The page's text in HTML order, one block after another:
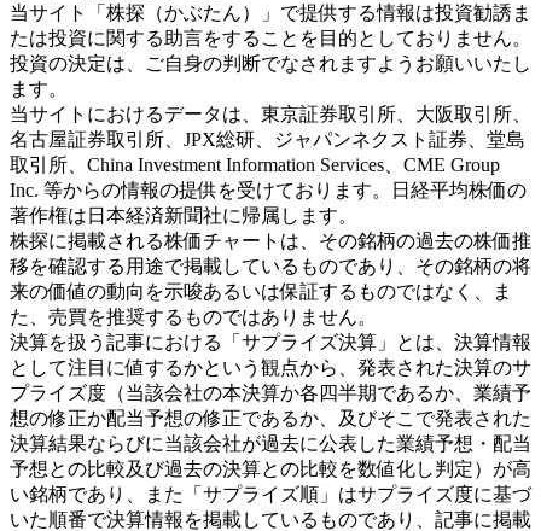
当サイト「株探（かぶたん）」で提供する情報は投資勧誘ま
たは投資に関する助言をすることを目的としておりません。
投資の決定は、ご自身の判断でなされますようお願いいたし
ます。
当サイトにおけるデータは、東京証券取引所、大阪取引所、
名古屋証券取引所、JPX総研、ジャパンネクスト証券、堂島
取引所、China Investment Information Services、CME Group
Inc. 等からの情報の提供を受けております。日経平均株価の
著作権は日本経済新聞社に帰属します。
株探に掲載される株価チャートは、その銘柄の過去の株価推
移を確認する用途で掲載しているものであり、その銘柄の将
来の価値の動向を示唆あるいは保証するものではなく、ま
た、売買を推奨するものではありません。
決算を扱う記事における「サプライズ決算」とは、決算情報
として注目に値するかという観点から、発表された決算のサ
プライズ度（当該会社の本決算か各四半期であるか、業績予
想の修正か配当予想の修正であるか、及びそこで発表された
決算結果ならびに当該会社が過去に公表した業績予想・配当
予想との比較及び過去の決算との比較を数値化し判定）が高
い銘柄であり、また「サプライズ順」はサプライズ度に基づ
いた順番で決算情報を掲載しているものであり、記事に掲載